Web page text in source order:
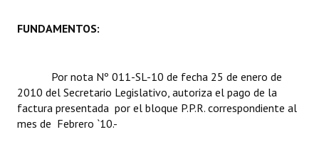
Dictámenes Asesoría Letrada
Informes de Unidad Coordinadora
Ejecución Presupuestaria
FUNDAMENTOS:
Por nota Nº 011-SL-10 de fecha 25 de enero de
2010 del Secretario Legislativo, autoriza el pago de la
factura presentada por el bloque P.P.R. correspondiente al
mes de Febrero `10.-